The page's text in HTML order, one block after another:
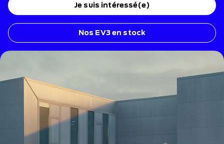
Je suis intéressé(e)
Nos EV3 en stock